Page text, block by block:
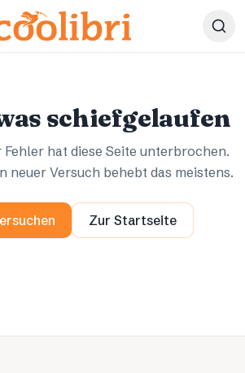
schiefgelaufen
hat diese Seite unterbrochen.
neuer Versuch behebt das meistens.
Zur Startseite